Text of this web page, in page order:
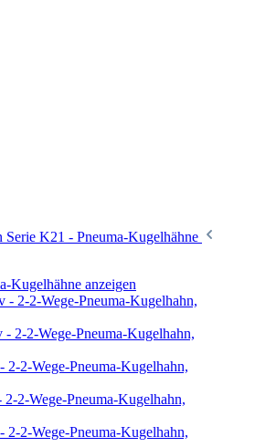
Serie K21 - Pneuma-Kugelhähne
Kugelhähne anzeigen
2-2-Wege-Pneuma-Kugelhahn,
2-2-Wege-Pneuma-Kugelhahn,
2-Wege-Pneuma-Kugelhahn,
2-Wege-Pneuma-Kugelhahn,
2-Wege-Pneuma-Kugelhahn,